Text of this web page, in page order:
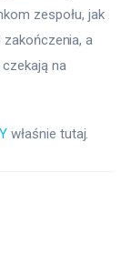
zespołu, jak
a
na
właśnie tutaj.